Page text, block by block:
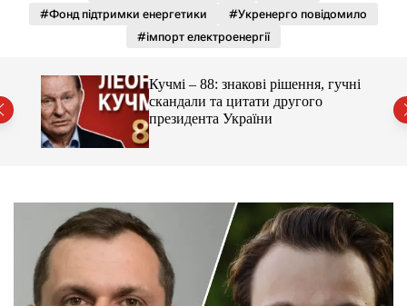
а
ь
о
р
ж
и
#Фонд підтримки енергетики
#Укренерго повідомило
#імпорт електроенергії
Кучмі – 88: знакові рішення, гучні
скандали та цитати другого
президента України